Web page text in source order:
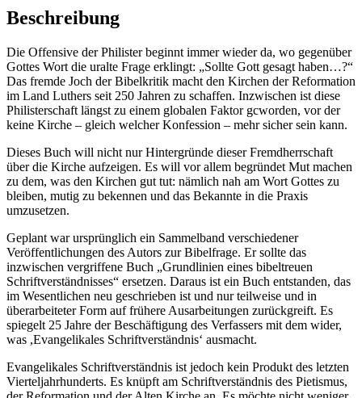
Beschreibung
Die Offensive der Philister beginnt immer wieder da, wo gegenüber
Gottes Wort die uralte Frage erklingt: „Sollte Gott gesagt haben…?“
Das fremde Joch der Bibelkritik macht den Kirchen der Reformation
im Land Luthers seit 250 Jahren zu schaffen. Inzwischen ist diese
Philisterschaft längst zu einem globalen Faktor gcworden, vor der
keine Kirche – gleich welcher Konfession – mehr sicher sein kann.
Dieses Buch will nicht nur Hintergründe dieser Fremdherrschaft
über die Kirche aufzeigen. Es will vor allem begründet Mut machen
zu dem, was den Kirchen gut tut: nämlich nah am Wort Gottes zu
bleiben, mutig zu bekennen und das Bekannte in die Praxis
umzusetzen.
Geplant war ursprünglich ein Sammelband verschiedener
Veröffentlichungen des Autors zur Bibelfrage. Er sollte das
inzwischen vergriffene Buch „Grundlinien eines bibeltreuen
Schriftverständnisses“ ersetzen. Daraus ist ein Buch entstanden, das
im Wesentlichen neu geschrieben ist und nur teilweise und in
überarbeiteter Form auf frühere Ausarbeitungen zurückgreift. Es
spiegelt 25 Jahre der Beschäftigung des Verfassers mit dem wider,
was ,Evangelikales Schriftverständnis‘ ausmacht.
Evangelikales Schriftverständnis ist jedoch kein Produkt des letzten
Vierteljahrhunderts. Es knüpft am Schriftverständnis des Pietismus,